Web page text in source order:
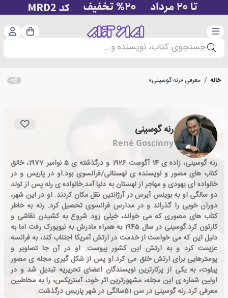
دسته‌بندی سبد
جستجوی کتاب، نویسنده و...
خانه / معرفی «رنه گوسینی»
رنه گوسینی
René Goscinny
رنه گوسینی، زاده ی 14 آگوست 1926 و درگذشته ی 5 نوامبر 1977، خالق
کتاب های مصور و نویسنده ی لهستانی/فرانسوی بود.او در پاریس و در
خانواده ای یهودی و مهاجر از لهستان به دنیا آمد.خانواده ی رنه پس از تولد
دو سالگی او به بوینس آیرس در آرژانتین نقل مکان کردند. او در این شهر،
دوران خوبی را گذراند و در مدارس فرانسوی تحصیل کرد. رنه به خاطر
کتاب های مصوری که می خواند، خیلی زود شروع به کشیدن نقاشی و
کارتون کرد.گوسینی در سال 1945 به همراه مادرش به نیویورک رفت اما به
دلیل این که می خواست از خدمت در ارتش آمریکا اجتناب کند، به فرانسه
عزیمت کرد و به ارتش این کشور پیوست. او در آن جا تصاویر و
پوسترهایی برای ارتش خلق می کرد.او پس از شکل گیری مجله ی مصور
پیلوت، به یکی از پرکارترین نویسندگان اعضای تحریریه تبدیل شد و در
اولین شماره ی این مجله، مشهورترین اثر خود، آستریکس، را به مخاطبین
معرفی کرد.رنه گوسینی در سن 51سالگی در شهر پاریس درگذشت.